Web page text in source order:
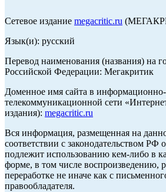
Сетевое издание megacritic.ru
Язык(и): русский
Перевод наименования (названия) на
Российской Федерации: Мегакритик
Доменное имя сайта в информационно-
телекоммуникационной сети
издания): megacritic.ru
Вся информация, размещенная на
соответствии с законодательством РФ
подлежит использованию кем-либо в
форме, в том числе воспроизведению,
переработке не иначе как с
правообладателя.